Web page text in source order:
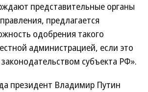
представительные органы
предлагается
одобрения такого
администрацией, если это
субъекта РФ».
президент Владимир Путин